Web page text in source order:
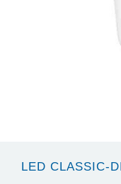
LED CLASSIC-